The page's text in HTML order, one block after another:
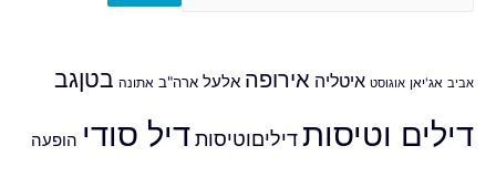
אביב אג'יאן אוגוסט איטליה אירופה אלעל ארה"ב אתונה בטןגב
דילים וטיסותדיליםוטיסותדיל סודי הופעה